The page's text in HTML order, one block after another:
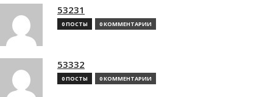
53231
0 ПОСТЫ 0 КОММЕНТАРИИ
53332
0 ПОСТЫ 0 КОММЕНТАРИИ